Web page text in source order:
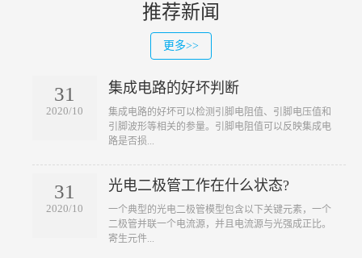
推荐新闻
更多>>
31
2020/10
集成电路的好坏判断
​集成电路的好坏可以检测引脚电阻值、引脚电压值和
引脚波形等相关的参量。引脚电阻值可以反映集成电
路是否损...
31
2020/10
光电二极管工作在什么状态?
​一个典型的光电二极管模型包含以下关键元素，一个
二极管并联一个电流源，并且电流源与光强成正比。
寄生元件...